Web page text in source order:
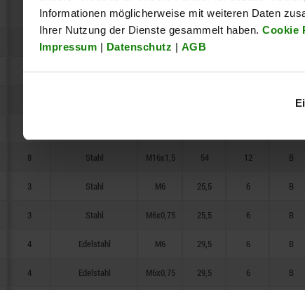
Informationen möglicherweise mit weiteren Daten
Ihrer Nutzung der Dienste gesammelt haben. Cookie
Impressum | Datenschutz | AGB
Stahl M12 41,7 10 B
Stahl M12x1,5 41,7
8 Stahl M12 54 12 B
8 Stahl M16x1,5 54 12 B
3 Stahl M6 25,5 6 B
3 Stahl M6x0,75 25,5 6 B
4 Edelstahl M6 29,5 6 B
4 Edelstahl M6x0,75 29,5 6 B